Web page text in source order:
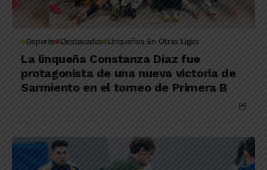
Deporte Destacados Linqueños En Otras Ligas
La linqueña Constanza Díaz fue
protagonista de una nueva victoria de
Sarmiento en el torneo de Primera B